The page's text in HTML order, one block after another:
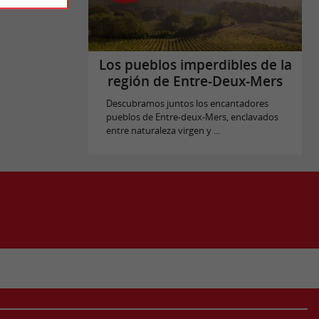
Los pueblos imperdibles de la
región de Entre-Deux-Mers
Descubramos juntos los encantadores
pueblos de Entre-deux-Mers, enclavados
entre naturaleza virgen y ...